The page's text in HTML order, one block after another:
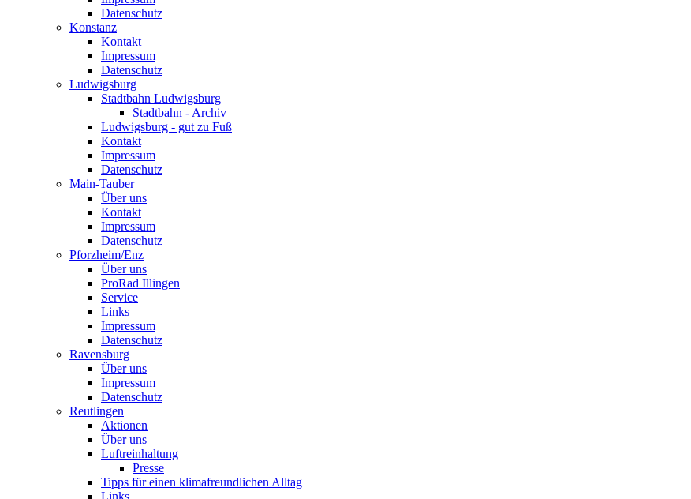
Datenschutz
Konstanz
Kontakt
Impressum
Datenschutz
Ludwigsburg
Stadtbahn Ludwigsburg
Stadtbahn - Archiv
Ludwigsburg - gut zu Fuß
Kontakt
Impressum
Datenschutz
Main-Tauber
Über uns
Kontakt
Impressum
Datenschutz
Pforzheim/Enz
Über uns
ProRad Illingen
Service
Links
Impressum
Datenschutz
Ravensburg
Über uns
Impressum
Datenschutz
Reutlingen
Aktionen
Über uns
Luftreinhaltung
Presse
Tipps für einen klimafreundlichen Alltag
Links